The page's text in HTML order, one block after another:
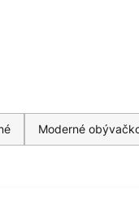
Moderné